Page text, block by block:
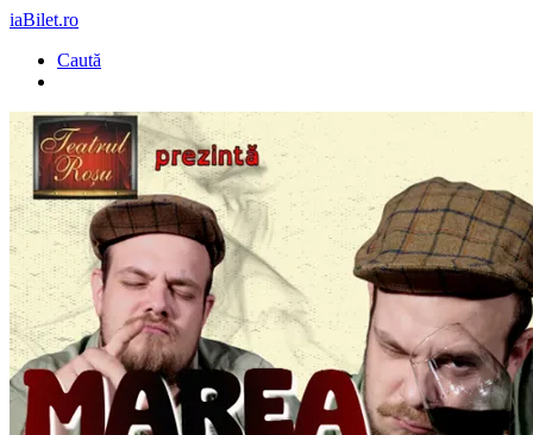
iaBilet.ro
Caută